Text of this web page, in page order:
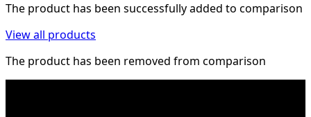
The product has been successfully added to comparison
View all products
The product has been removed from comparison